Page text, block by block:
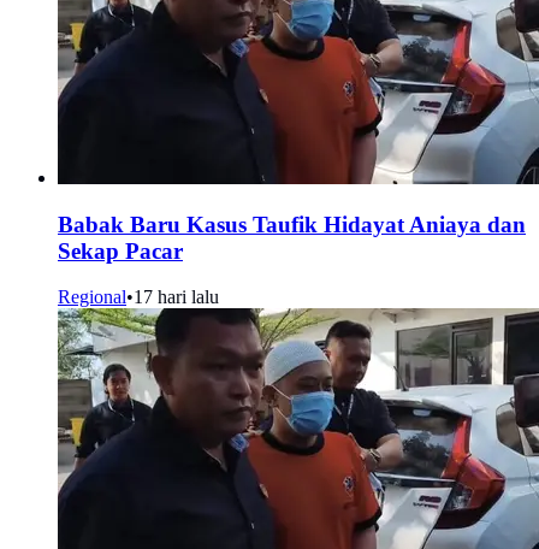
Babak Baru Kasus Taufik Hidayat Aniaya dan
Sekap Pacar
Regional•17 hari lalu